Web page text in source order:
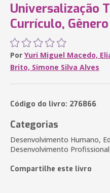
Universalização
Currículo,
Por Yuri Miguel Macedo,
Brito, Simone Silva Alves
Código do livro: 276866
Categorias
Desenvolvimento Humano,
Desenvolvimento
Compartilhe este livro